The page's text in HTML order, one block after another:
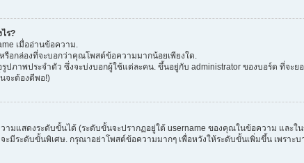
ร?
เมื่ออ่านข้อความ.
อกล่องที่จะบอกว่าคุณโพสต์ข้อความมากน้อยเพียงใด.
ภาพประจำตัว ซึ่งจะบ่งบอกผู้ใช้แต่ละคน. ขึ้นอยู่กับ administrator ของบอร์ด ที่จ
จะต้องดีพอ!)
มแสดงระดับขั้นได้ (ระดับขั้นจะปรากฏอยู่ใต้ username ของคุณในข้อความ แล
จะมีระดับขั้นพิเศษ. กรุณาอย่าโพสต์ข้อความมากๆ เพื่อหวังให้ระดับขั้นเพิ่มขึ้น เพรา